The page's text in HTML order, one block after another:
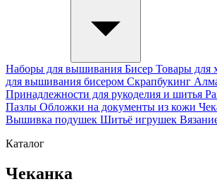
Наборы для вышивания Бисер Товары для
для вышивания бисером Скрапбукинг
Принадлежности для рукоделия и шитья
Пазлы Обложки на документы из кожи
Вышивка подушек Шитьё игрушек
Каталог
Чеканка